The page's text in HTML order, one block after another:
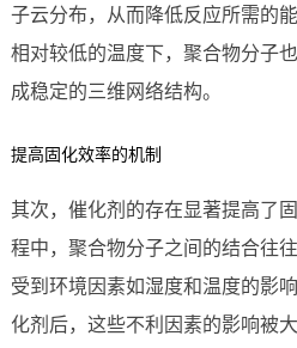
子云分布，从而降低反应所需的
相对较低的温度下，聚合物分子
成稳定的三维网络结构。
提高固化效率的机制
其次，催化剂的存在显著提高了
程中，聚合物分子之间的结合往
受到环境因素如湿度和温度的影
化剂后，这些不利因素的影响被